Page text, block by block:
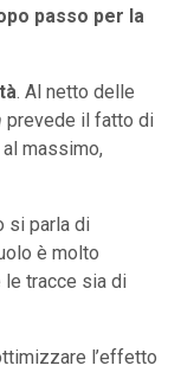
passo per la
. Al netto delle
prevede il fatto di
massimo,
si parla di
è molto
le tracce sia di
l’effetto